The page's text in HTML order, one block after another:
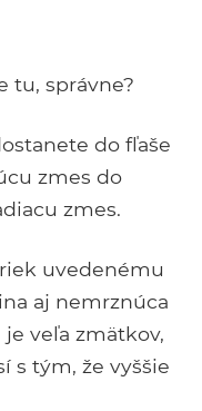
tu, správne?
do fľaše
zmes do
zmes.
uvedenému
aj nemrznúca
veľa zmätkov,
s tým, že vyššie